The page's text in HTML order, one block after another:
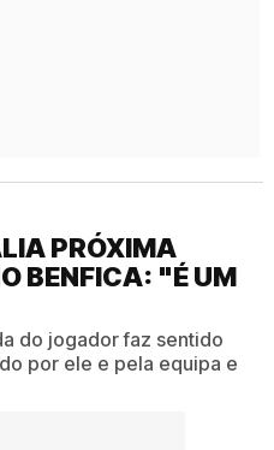
PRÓXIMA
BENFICA: "É UM
do jogador faz sentido
por ele e pela equipa e